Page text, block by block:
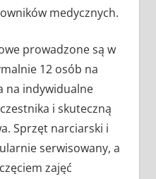
medycznych.
prowadzone są w
12 osób na
na indywidualne
i skuteczną
Sprzęt narciarski i
serwisowany, a
zajęć